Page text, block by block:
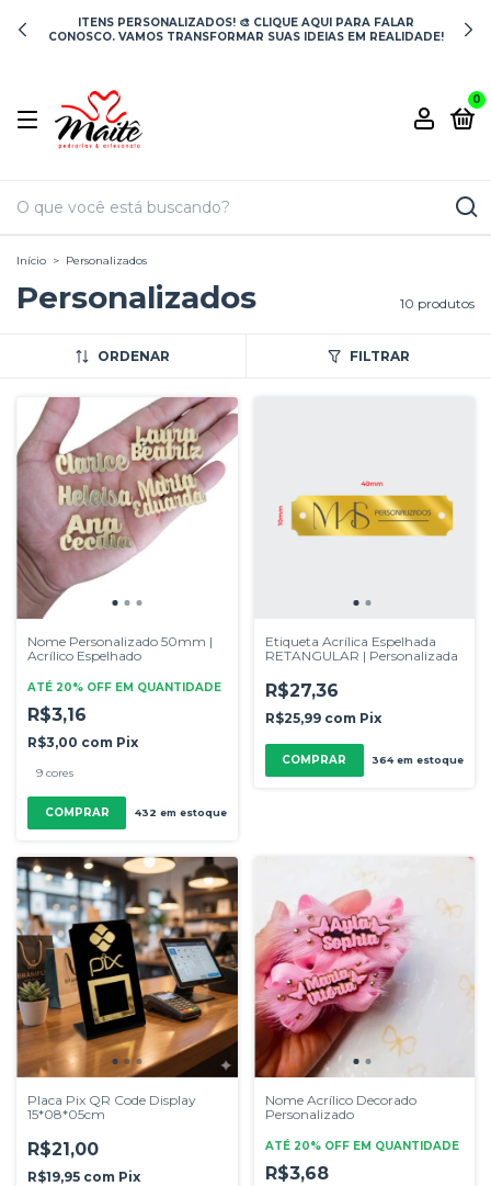
ITENS PERSONALIZADOS! 🎨 CLIQUE AQUI PARA FALAR
CONOSCO. VAMOS TRANSFORMAR SUAS IDEIAS EM REALIDADE!
0
Início > Personalizados
Personalizados 10 produtos
ORDENAR FILTRAR
Nome Personalizado 50mm |
Acrílico Espelhado
ATÉ 20% OFF EM QUANTIDADE
R$3,16
R$3,00 com Pix
9 cores
COMPRAR 432 em estoque
Etiqueta Acrílica Espelhada
RETANGULAR | Personalizada
R$27,36
R$25,99 com Pix
COMPRAR 364em estoque
Placa Pix QR Code Display
15*08*05cm
R$21,00
R$19,95 com Pix
Nome Acrílico Decorado
Personalizado
ATÉ 20% OFF EM QUANTIDADE
R$3,68